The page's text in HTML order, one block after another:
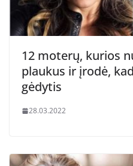
12 moterų, kurios
plaukus ir įrodė,
gėdytis
28.03.2022